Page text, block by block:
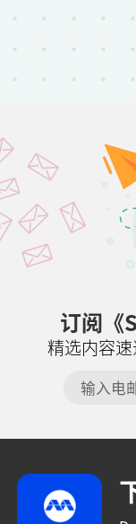
订阅《
精选内容速